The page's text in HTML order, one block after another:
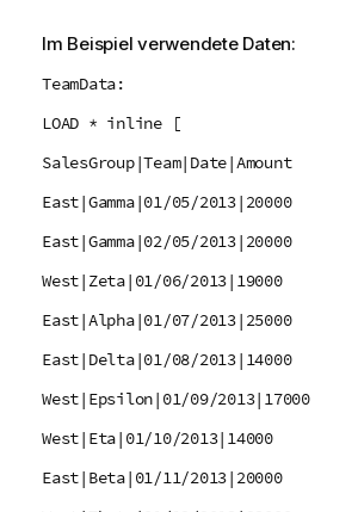
Im Beispiel verwendete Daten:
TeamData:
LOAD * inline [
SalesGroup|Team|Date|Amount
East|Gamma|01/05/2013|20000
East|Gamma|02/05/2013|20000
West|Zeta|01/06/2013|19000
East|Alpha|01/07/2013|25000
East|Delta|01/08/2013|14000
West|Epsilon|01/09/2013|17000
West|Eta|01/10/2013|14000
East|Beta|01/11/2013|20000